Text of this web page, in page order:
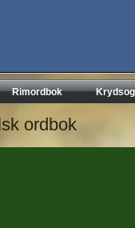
Rimordbok
ordbok